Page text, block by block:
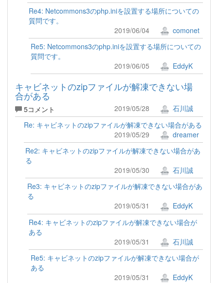
Re4: Netcommons3のphp.iniを設置する場所についての
質問です。
2019/06/04
comonet
Re5: Netcommons3のphp.iniを設置する場所についての
質問です。
2019/06/05
EddyK
キャビネットのzipファイルが解凍できない場
合がある
5コメント 2019/05/28
石川誠
Re: キャビネットのzipファイルが解凍できない場合がある
2019/05/29
dreamer
Re2: キャビネットのzipファイルが解凍できない場合があ
る
2019/05/30
石川誠
Re3: キャビネットのzipファイルが解凍できない場合があ
る
2019/05/31
EddyK
Re4: キャビネットのzipファイルが解凍できない場合が
ある
2019/05/31
石川誠
Re5: キャビネットのzipファイルが解凍できない場合が
ある
2019/05/31
EddyK